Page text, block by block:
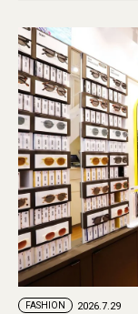
FASHION 2026.7.29